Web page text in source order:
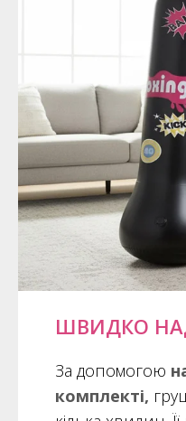
ШВИДКО
За допомогою
комплекті,